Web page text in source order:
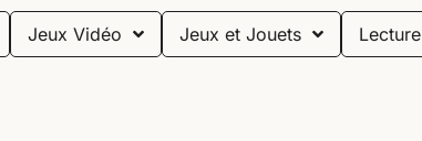
Jeux Vidéo Jeux et Jouets Lecture